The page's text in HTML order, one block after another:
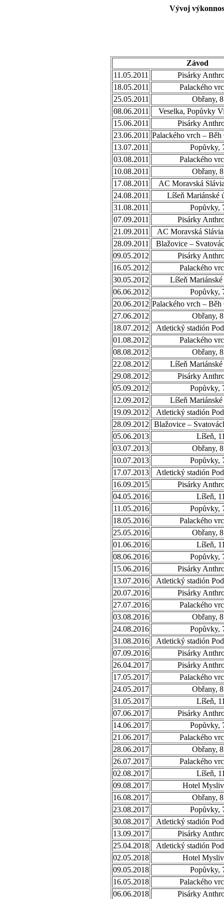
Vývoj
Závod
11.05.2011
Pisárky
18.05.2011
Palackého
25.05.2011
Obřany,
08.06.2011
Veselka, Popůvky
15.06.2011
Pisárky
23.06.2011 Palackého vrch –
13.07.2011
Popůvky,
03.08.2011
Palackého
10.08.2011
Obřany,
17.08.2011
AC Moravská
24.08.2011
Líšeň Mariánské
31.08.2011
Popůvky,
07.09.2011
Pisárky
21.09.2011
AC Moravská
28.09.2011
Blažovice –
09.05.2012
Pisárky
16.05.2012
Palackého
30.05.2012
Líšeň
06.06.2012
Popůvky,
20.06.2012 Palackého vrch –
27.06.2012
Obřany,
18.07.2012
Atletický stadión
01.08.2012
Palackého
08.08.2012
Obřany,
22.08.2012
Líšeň
29.08.2012
Pisárky
05.09.2012
Popůvky,
12.09.2012
Líšeň
19.09.2012
Atletický stadión
28.09.2012
Blažovice –
05.06.2013
Líšeň,
03.07.2013
Obřany,
10.07.2013
Popůvky,
17.07.2013
Atletický stadión
16.09.2015
Pisárky
04.05.2016
Líšeň,
11.05.2016
Popůvky,
18.05.2016
Palackého
25.05.2016
Obřany,
01.06.2016
Líšeň,
08.06.2016
Popůvky,
15.06.2016
Pisárky
13.07.2016
Atletický stadión
20.07.2016
Pisárky
27.07.2016
Palackého
03.08.2016
Obřany,
24.08.2016
Popůvky,
31.08.2016
Atletický stadión
07.09.2016
Pisárky
26.04.2017
Pisárky
17.05.2017
Palackého
24.05.2017
Obřany,
31.05.2017
Líšeň,
07.06.2017
Pisárky
14.06.2017
Popůvky,
21.06.2017
Palackého
28.06.2017
Obřany,
26.07.2017
Palackého
02.08.2017
Líšeň,
09.08.2017
Hotel
16.08.2017
Obřany,
23.08.2017
Popůvky,
30.08.2017
Atletický stadión
13.09.2017
Pisárky
25.04.2018
Atletický stadión
02.05.2018
Hotel
09.05.2018
Popůvky,
16.05.2018
Palackého
06.06.2018
Pisárky